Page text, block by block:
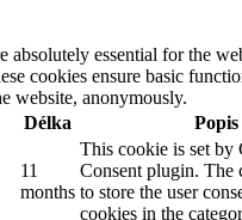
absolutely essential for the
cookies ensure basic
website, anonymously.
Délka Popis
11
months
This cookie is set
Consent plugin. The
to store the user
cookies in the